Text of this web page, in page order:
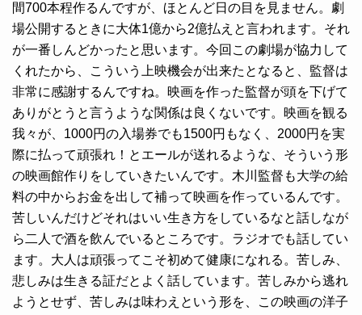
間700本程作るんですが、ほとんど日の目を見ません。劇
場公開するときに大体1億から2億払えと言われます。それ
が一番しんどかったと思います。今回この劇場が協力して
くれたから、こういう上映機会が出来たとなると、監督は
非常に感謝するんですね。映画を作った監督が頭を下げて
ありがとうと言うような関係は良くないです。映画を観る
我々が、1000円の入場券でも1500円もなく、2000円を実
際に払って頑張れ！とエールが送れるような、そういう形
の映画館作りをしていきたいんです。木川監督も大学の給
料の中からお金を出して補って映画を作っているんです。
苦しいんだけどそれはいい生き方をしているなと話しなが
ら二人で酒を飲んでいるところです。ラジオでも話してい
ます。大人は頑張ってこそ初めて健康になれる。苦しみ、
悲しみは生きる証だとよく話しています。苦しみから逃れ
ようとせず、苦しみは味わえという形を、この映画の洋子